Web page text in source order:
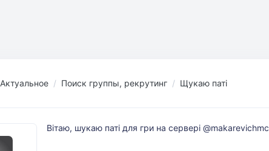
Актуальное Поиск группы, рекрутинг Щукаю паті
Вітаю, шукаю паті для гри на сервері @makarevichmc